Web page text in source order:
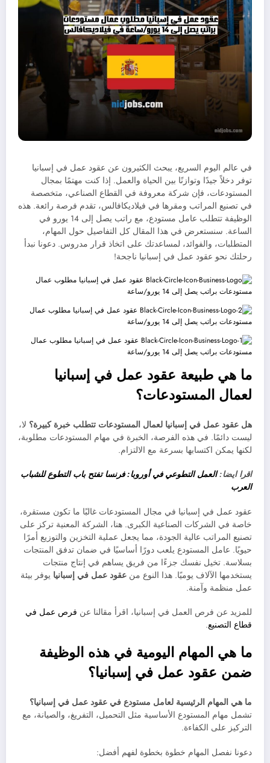
في عالم اليوم السريع، يبحث الكثيرون عن عقود عمل في إسبانيا
توفر دخلاً جيدًا وتوازنًا بين الحياة والعمل. إذا كنت مهتمًا بمجال
المستودعات، فإن شركة معروفة في القطاع الصناعي، متخصصة
في تصنيع المراتب ومقرها في فيلاديكافالس، تقدم فرصة رائعة. هذه
الوظيفة تتطلب عامل مستودع، مع راتب يصل إلى 14 يورو في
الساعة. سنستعرض في هذا المقال كل التفاصيل حول المهام،
المتطلبات، والفوائد، لمساعدتك على اتخاذ قرار مدروس. دعونا نبدأ
رحلتك نحو عقود عمل في إسبانيا ناجحة!
ما هي طبيعة عقود عمل في إسبانيا
لعمال المستودعات؟
هل عقود عمل في إسبانيا لعمال المستودعات تتطلب خبرة كبيرة؟ لا،
ليست دائمًا. في هذه الفرصة، الخبرة في مهام المستودعات مطلوبة،
لكنها يمكن اكتسابها بسرعة مع الالتزام.
اقرا ايضا:العمل التطوعي في أوروبا: فرنسا تفتح باب التطوع للشباب
العرب
عقود عمل في إسبانيا في مجال المستودعات غالبًا ما تكون مستقرة،
خاصة في الشركات الصناعية الكبرى. هنا، الشركة المعنية تركز على
تصنيع المراتب عالية الجودة، مما يجعل عملية التخزين والتوزيع أمرًا
حيويًا. عامل المستودع يلعب دورًا أساسيًا في ضمان تدفق المنتجات
بسلاسة. تخيل نفسك جزءًا من فريق يساهم في إنتاج منتجات
يستخدمها الآلاف يوميًا. هذا النوع من عقود عمل في إسبانيا يوفر بيئة
عمل منظمة وآمنة.
للمزيد عن فرص العمل في إسبانيا، اقرأ مقالنا عن فرص عمل في
قطاع التصنيع.
ما هي المهام اليومية في هذه الوظيفة
ضمن عقود عمل في إسبانيا؟
ما هي المهام الرئيسية لعامل مستودع في عقود عمل في إسبانيا؟
تشمل مهام المستودع الأساسية مثل التحميل، التفريغ، والصيانة، مع
التركيز على الكفاءة.
دعونا نفصل المهام خطوة بخطوة لفهم أفضل: